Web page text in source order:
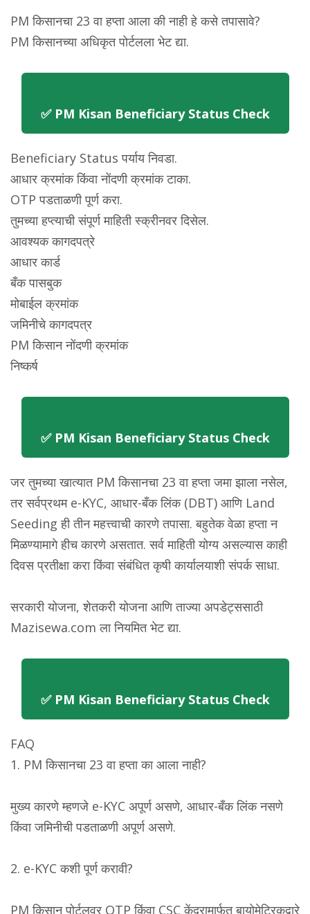
PM किसानचा 23 वा हप्ता आला की नाही हे कसे तपासावे?
PM किसानच्या अधिकृत पोर्टलला भेट द्या.
✅ PM Kisan Beneficiary Status Check
Beneficiary Status पर्याय निवडा.
आधार क्रमांक किंवा नोंदणी क्रमांक टाका.
OTP पडताळणी पूर्ण करा.
तुमच्या हप्त्याची संपूर्ण माहिती स्क्रीनवर दिसेल.
आवश्यक कागदपत्रे
आधार कार्ड
बँक पासबुक
मोबाईल क्रमांक
जमिनीचे कागदपत्र
PM किसान नोंदणी क्रमांक
निष्कर्ष
✅ PM Kisan Beneficiary Status Check
जर तुमच्या खात्यात PM किसानचा 23 वा हप्ता जमा झाला नसेल,
तर सर्वप्रथम e-KYC, आधार-बँक लिंक (DBT) आणि Land
Seeding ही तीन महत्त्वाची कारणे तपासा. बहुतेक वेळा हप्ता न
मिळण्यामागे हीच कारणे असतात. सर्व माहिती योग्य असल्यास काही
दिवस प्रतीक्षा करा किंवा संबंधित कृषी कार्यालयाशी संपर्क साधा.
सरकारी योजना, शेतकरी योजना आणि ताज्या अपडेट्ससाठी
Mazisewa.com ला नियमित भेट द्या.
✅ PM Kisan Beneficiary Status Check
FAQ
1. PM किसानचा 23 वा हप्ता का आला नाही?
मुख्य कारणे म्हणजे e-KYC अपूर्ण असणे, आधार-बँक लिंक नसणे
किंवा जमिनीची पडताळणी अपूर्ण असणे.
2. e-KYC कशी पूर्ण करावी?
PM किसान पोर्टलवर OTP किंवा CSC केंद्रामार्फत बायोमेट्रिकद्वारे